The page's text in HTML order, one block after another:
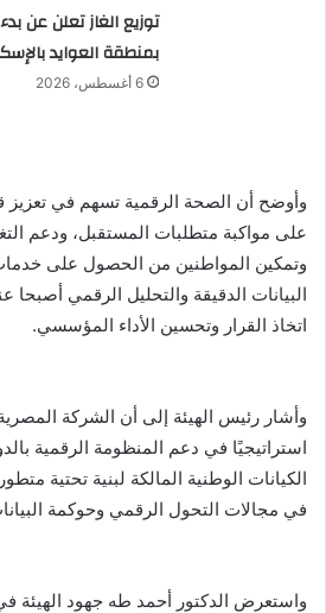
توزيع الغاز تعلن عن
بمنطقة العوايد
6 أغسطس، 2026
وأوضح أن الصحة الرقمية تسهم في تعزيز
على مواكبة متطلبات المستقبل، ودعم
وتمكين المواطنين من الحصول على خدمات
البيانات الدقيقة والتحليل الرقمي
اتخاذ القرار وتحسين الأداء المؤسسي.
وأشار رئيس الهيئة إلى أن الشركة
استراتيجيًا في دعم المنظومة الرقمية
الكيانات الوطنية المالكة لبنية تحتية
في مجالات التحول الرقمي وحوكمة
واستعرض الدكتور أحمد طه جهود الهيئة